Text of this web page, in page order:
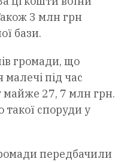
3 млн грн
бази.
громади, що
під час
майже 27, 7 млн грн.
споруди у
передбачили